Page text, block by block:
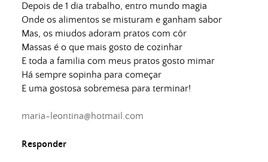
Depois de 1 dia trabalho, entro mundo magia
Onde os alimentos se misturam e ganham sabor
Mas, os miudos adoram pratos com côr
Massas é o que mais gosto de cozinhar
E toda a familia com meus pratos gosto mimar
Há sempre sopinha para começar
E uma gostosa sobremesa para terminar!
maria-leontina@hotmail.com
Responder